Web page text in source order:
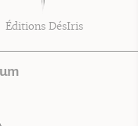
Éditions DésIris